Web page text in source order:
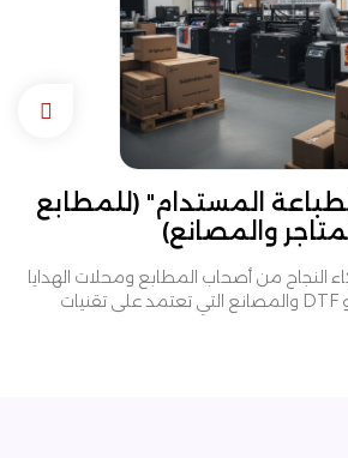
المستدام" (للمطابع
والمصانع)
النجاح من أصحاب المطابع ومحلات الهدايا